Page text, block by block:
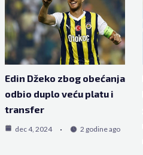
Edin Džeko zbog obećanja
odbio duplo veću platu i
transfer
dec 4, 2024 2 godine ago